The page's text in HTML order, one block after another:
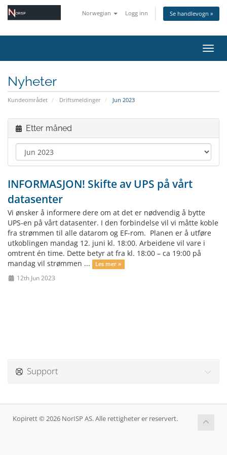
Norwegian Logg inn Se handlevogn »
Bytt
Nyheter
Kundeområdet Driftsmeldinger Jun 2023
Etter måned
INFORMASJON! Skifte av UPS på vårt
datasenter
Vi ønsker å informere dere om at det er nødvendig å bytte
UPS-en på vårt datasenter. I den forbindelse vil vi måtte koble
fra strømmen til alle datarom og EF-rom. Planen er å utføre
utkoblingen mandag 12. juni kl. 18:00. Arbeidene vil vare i
omtrent én time. Dette betyr at fra kl. 18:00 – ca 19:00 på
mandag vil strømmen ...
Les mer »
12th Jun 2023
Support
Kopirett © 2026 NorISP AS. Alle rettigheter er reservert.